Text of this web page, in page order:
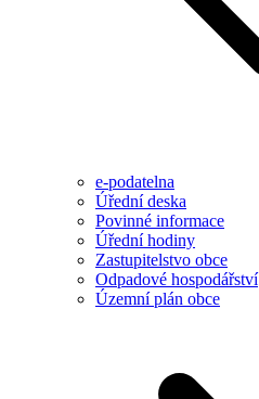
e-podatelna
Úřední deska
Povinné informace
Úřední hodiny
Zastupitelstvo obce
Odpadové hospodářství
Územní plán obce